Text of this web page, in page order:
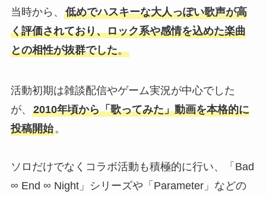
当時から、 低めでハスキーな大人っぽい歌声が高
く評価されており、ロック系や感情を込めた楽曲
との相性が抜群でした。
活動初期は雑談配信やゲーム実況が中心でした
が、 2010年頃から「歌ってみた」動画を本格的に
投稿開始。
ソロだけでなくコラボ活動も積極的に行い、「Bad
∞ End ∞ Night」シリーズや「Parameter」などの